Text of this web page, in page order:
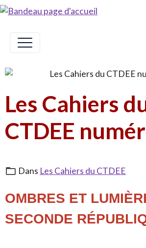
Les Cahiers
CTDEE
Dans Les Cahiers du CTDEE
OMBRES ET
SECONDE